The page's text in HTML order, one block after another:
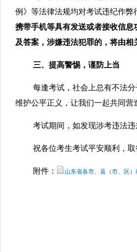
例》等法律法规均对考试违纪作弊
携带手机等具有发送或者接收信
及答案，涉嫌违法犯罪的，将由
三、提高警惕，谨防上当
每逢考试，社会上总有不法
维护公平正义，让我们一起共同营
考试期间，如发现涉考违法违
祝各位考生考试平安顺利，取
附件： 山东省各市、县（市、区